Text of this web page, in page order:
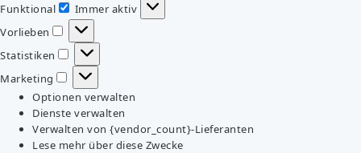
Funktional
Funktional
Immer aktiv
Vorlieben
Vorlieben
Statistiken
Statistiken
Marketing
Marketing
Optionen verwalten
Dienste verwalten
Verwalten von {vendor_count}-Lieferanten
Lese mehr über diese Zwecke